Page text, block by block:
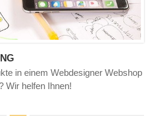
in einem Webdesigner Webshop
Wir helfen Ihnen!